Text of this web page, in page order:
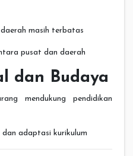
masih terbatas
pusat dan daerah
dan Budaya
mendukung pendidikan
adaptasi kurikulum